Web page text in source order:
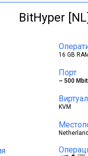
BitHyper [NL]
16 GB
Порт
~ 500
KVM